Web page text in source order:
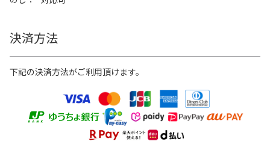
決済方法
下記の決済方法がご利用頂けます。